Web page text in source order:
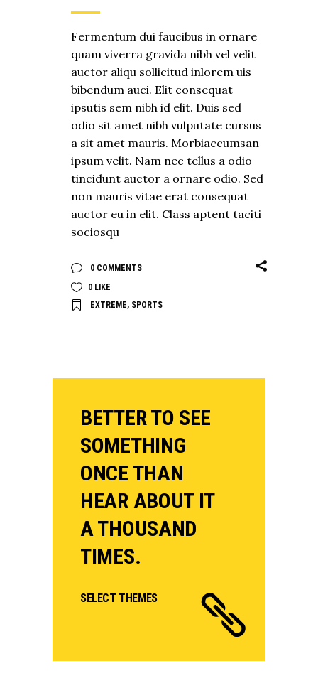
Fermentum dui faucibus in ornare
quam viverra gravida nibh vel velit
auctor aliqu sollicitud inlorem uis
bibendum auci. Elit consequat
ipsutis sem nibh id elit. Duis sed
odio sit amet nibh vulputate cursus
a sit amet mauris. Morbiaccumsan
ipsum velit. Nam nec tellus a odio
tincidunt auctor a ornare odio. Sed
non mauris vitae erat consequat
auctor eu in elit. Class aptent taciti
sociosqu
0 COMMENTS
0 LIKE
EXTREME, SPORTS
BETTER TO SEE
SOMETHING
ONCE THAN
HEAR ABOUT IT
A THOUSAND
TIMES.
SELECT THEMES